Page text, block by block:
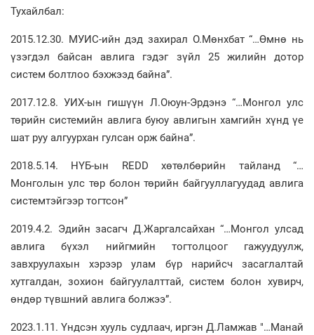
Тухайлбал:
2015.12.30. МУИС-ийн дэд захирал О.Мөнхбат “…Өмнө нь
үзэгдэл байсан авлига гэдэг зүйл 25 жилийн дотор
систем болтлоо бэхжээд байна”.
2017.12.8. УИХ-ын гишүүн Л.Оюун-Эрдэнэ “…Монгол улс
төрийн системийн авлига буюу авлигын хамгийн хүнд үе
шат руу алгуурхан гулсан орж байна”.
2018.5.14. НҮБ-ын REDD хөтөлбөрийн тайланд “…
Монголын улс төр болон төрийн байгууллагуудад авлига
системтэйгээр тогтсон”
2019.4.2. Эдийн засагч Д.Жаргалсайхан “…Монгол улсад
авлига бүхэл нийгмийн тогтолцоог гажуудуулж,
завхруулахын хэрээр улам бүр нарийсч засаглалтай
хутгалдан, зохион байгуулалттай, систем болон хувирч,
өндөр түвшний авлига болжээ”.
2023.1.11. Үндсэн хууль судлаач, иргэн Д.Ламжав "…Манай